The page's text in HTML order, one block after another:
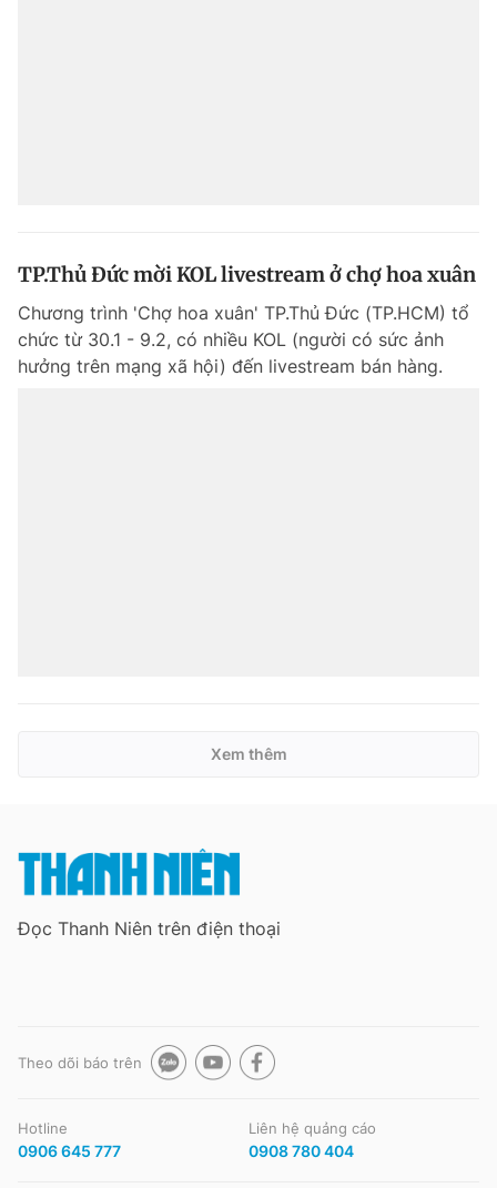
TP.Thủ Đức mời KOL livestream ở chợ hoa xuân
Chương trình 'Chợ hoa xuân' TP.Thủ Đức (TP.HCM) tổ
chức từ 30.1 - 9.2, có nhiều KOL (người có sức ảnh
hưởng trên mạng xã hội) đến livestream bán hàng.
Xem thêm
Đọc Thanh Niên trên điện thoại
Theo dõi báo trên
Hotline
0906 645 777
Liên hệ quảng cáo
0908 780 404